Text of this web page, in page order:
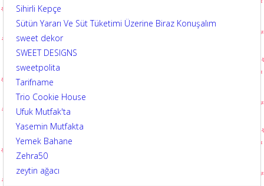
Sihirli Kepçe
Sütün Yararı Ve Süt Tüketimi Üzerine Biraz Konuşalım
sweet dekor
SWEET DESIGNS
sweetpolita
Tarifname
Trio Cookie House
Ufuk Mutfak'ta
Yasemin Mutfakta
Yemek Bahane
Zehra50
zeytin ağacı